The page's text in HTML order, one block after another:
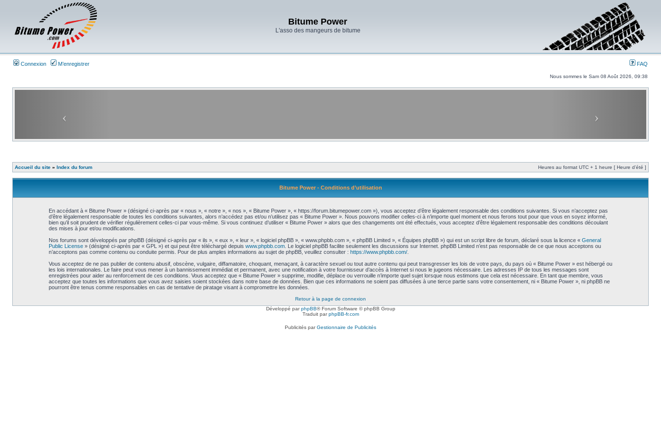
Bitume Power
L'asso des mangeurs de bitume
Connexion M’enregistrer FAQ
Nous sommes le Sam 08 Août 2026, 09:38
Accueil du site » Index du forum Heures au format UTC + 1 heure [ Heure d’été ]
Bitume Power - Conditions d’utilisation
En accédant à « Bitume Power » (désigné ci-après par « nous », « notre », « nos », « Bitume Power », « https://forum.bitumepower.com »), vous acceptez d’être légalement responsable des conditions suivantes. Si vous n’acceptez pas
d’être légalement responsable de toutes les conditions suivantes, alors n’accédez pas et/ou n’utilisez pas « Bitume Power ». Nous pouvons modifier celles-ci à n’importe quel moment et nous ferons tout pour que vous en soyez informé,
bien qu’il soit prudent de vérifier régulièrement celles-ci par vous-même. Si vous continuez d’utiliser « Bitume Power » alors que des changements ont été effectués, vous acceptez d’être légalement responsable des conditions découlant
des mises à jour et/ou modifications.
Nos forums sont développés par phpBB (désigné ci-après par « ils », « eux », « leur », « logiciel phpBB », « www.phpbb.com », « phpBB Limited », « Équipes phpBB ») qui est un script libre de forum, déclaré sous la licence « General
Public License» (désigné ci-après par « GPL ») et qui peut être téléchargé depuis www.phpbb.com. Le logiciel phpBB facilite seulement les discussions sur Internet. phpBB Limited n’est pas responsable de ce que nous acceptons ou
n’acceptons pas comme contenu ou conduite permis. Pour de plus amples informations au sujet de phpBB, veuillez consulter : https://www.phpbb.com/.
Vous acceptez de ne pas publier de contenu abusif, obscène, vulgaire, diffamatoire, choquant, menaçant, à caractère sexuel ou tout autre contenu qui peut transgresser les lois de votre pays, du pays où « Bitume Power » est hébergé ou
les lois internationales. Le faire peut vous mener à un bannissement immédiat et permanent, avec une notification à votre fournisseur d’accès à Internet si nous le jugeons nécessaire. Les adresses IP de tous les messages sont
enregistrées pour aider au renforcement de ces conditions. Vous acceptez que « Bitume Power » supprime, modifie, déplace ou verrouille n’importe quel sujet lorsque nous estimons que cela est nécessaire. En tant que membre, vous
acceptez que toutes les informations que vous avez saisies soient stockées dans notre base de données. Bien que ces informations ne soient pas diffusées à une tierce partie sans votre consentement, ni « Bitume Power », ni phpBB ne
pourront être tenus comme responsables en cas de tentative de piratage visant à compromettre les données.
Retour à la page de connexion
Développé parphpBB® Forum Software © phpBB Group
Traduit parphpBB-fr.com
Publicités parGestionnaire de Publicités